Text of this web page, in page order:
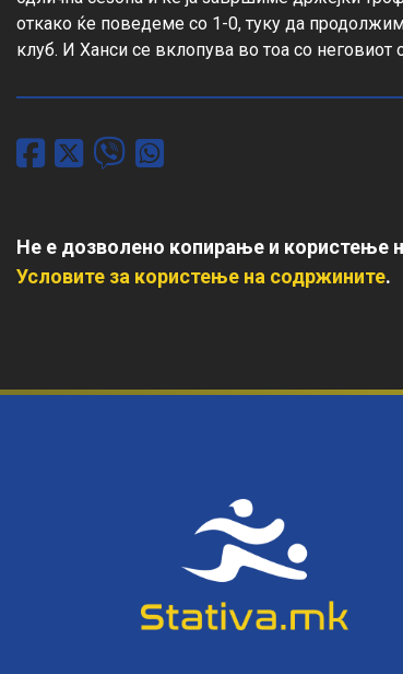
откако ќе поведеме со 1-0, туку да
клуб. И Ханси се вклопува во тоа со неговиот
Не е дозволено копирање и користење
Условите за користење на содржините.